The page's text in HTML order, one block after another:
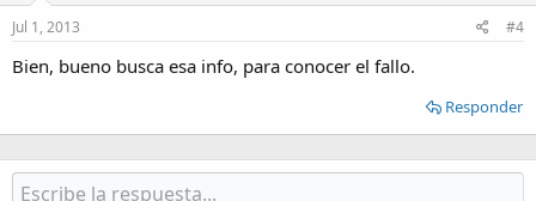
Jul 1, 2013 #4
Bien, bueno busca esa info, para conocer el fallo.
Responder